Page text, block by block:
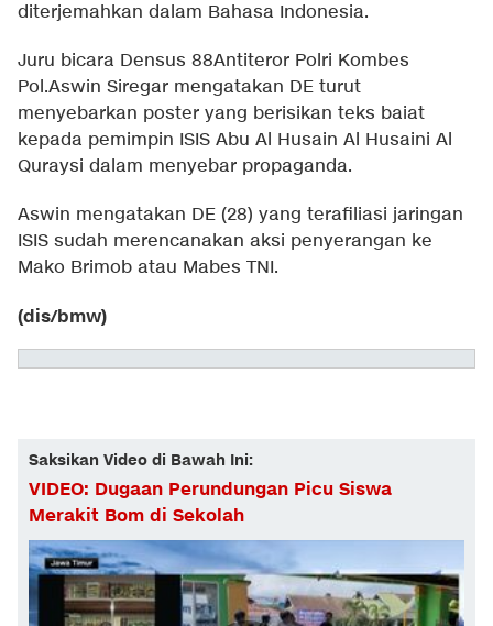
diterjemahkan dalam Bahasa Indonesia.
Juru bicara Densus 88Antiteror Polri Kombes
Pol.Aswin Siregar mengatakan DE turut
menyebarkan poster yang berisikan teks baiat
kepada pemimpin ISIS Abu Al Husain Al Husaini Al
Quraysi dalam menyebar propaganda.
Aswin mengatakan DE (28) yang terafiliasi jaringan
ISIS sudah merencanakan aksi penyerangan ke
Mako Brimob atau Mabes TNI.
(dis/bmw)
Saksikan Video di Bawah Ini:
VIDEO: Dugaan Perundungan Picu Siswa
Merakit Bom di Sekolah